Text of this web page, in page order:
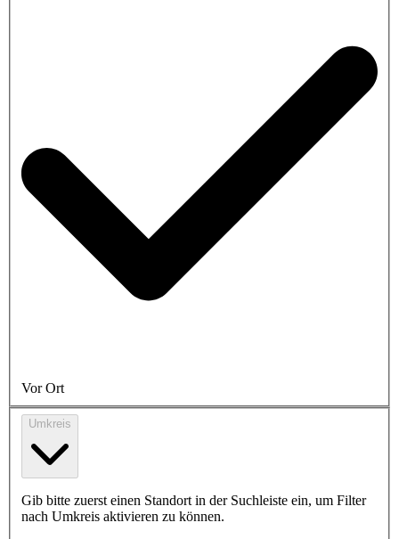
Vor Ort
Umkreis
Gib bitte zuerst einen Standort in der Suchleiste ein, um Filter
nach Umkreis aktivieren zu können.